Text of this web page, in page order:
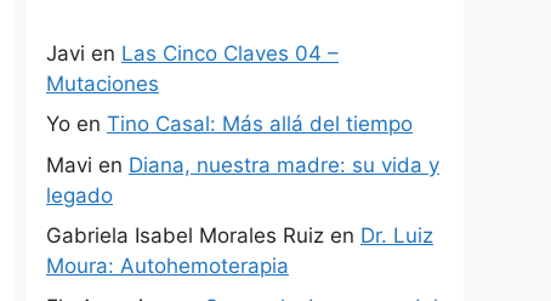
Javi en Las Cinco Claves 04 –
Mutaciones
Yo en Tino Casal: Más allá del tiempo
Mavi en Diana, nuestra madre: su vida y
legado
Gabriela Isabel Morales Ruiz en Dr. Luiz
Moura: Autohemoterapia